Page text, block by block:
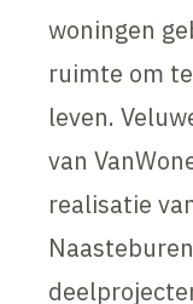
woningen
ruimte om
leven.
van
realisatie